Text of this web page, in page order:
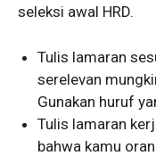
seleksi awal HRD.
Tulis lamaran
serelevan
Gunakan huruf
Tulis lamaran
bahwa kamu